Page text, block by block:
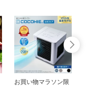
お買い物マラソン限